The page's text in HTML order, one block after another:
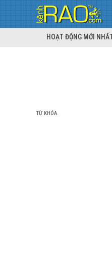
HOẠT ĐỘNG MỚI
TỪ KHÓA